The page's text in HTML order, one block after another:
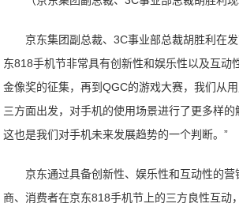
京东集团副总裁、3C事业部总裁胡胜利在
东818手机节非常具有创新性和娱乐性以及互动
金像奖的征集，再到QGC的游戏大赛，我们从
三方面出发，对手机的使用场景进行了更多样的
这也是我们对手机未来发展趋势的一个判断。”
京东通过具备创新性、娱乐性和互动性的
商、消费者在京东818手机节上的三方良性互动